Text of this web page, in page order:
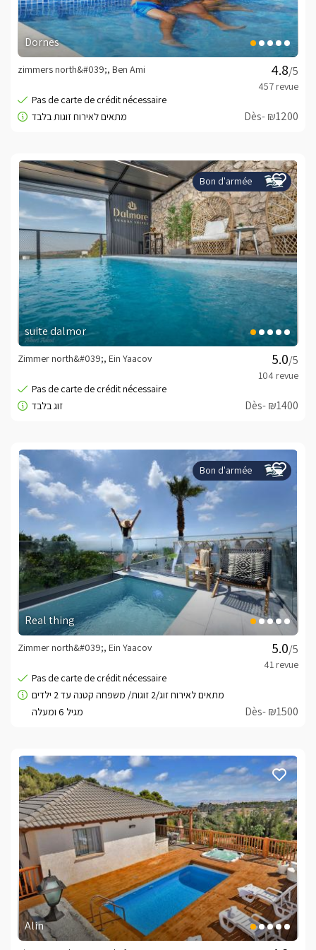
Dornes
/5
zimmers north&#039;, Ben Ami
Dès- ₪1200
Bon d'armée
suite dalmor
/5
Zimmer north&#039;, Ein Yaacov
Dès- ₪1400
Bon d'armée
Real thing
/5
Zimmer north&#039;, Ein Yaacov
Dès- ₪1500
Alin